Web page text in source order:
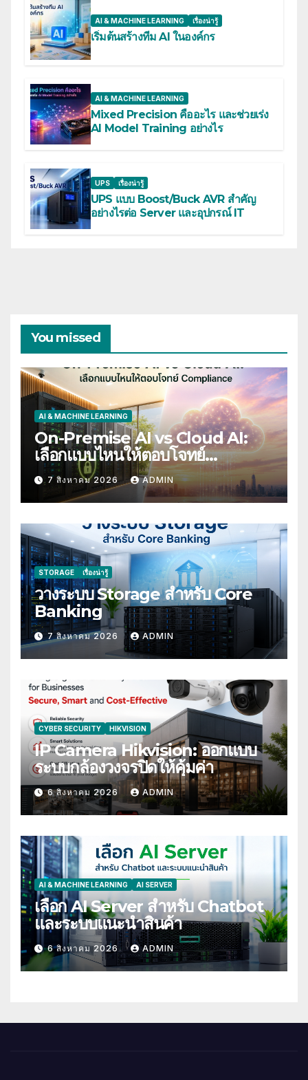
AI & MACHINE LEARNING เรื่องน่ารู้
เริ่มต้นสร้างทีม AI ในองค์กร
AI & MACHINE LEARNING
Mixed Precision คืออะไร และช่วยเร่ง
AI Model Training อย่างไร
UPS เรื่องน่ารู้
UPS แบบ Boost/Buck AVR สำคัญ
อย่างไรต่อ Server และอุปกรณ์ IT
You missed
AI & MACHINE LEARNING
On-Premise AI vs Cloud AI:
เลือกแบบไหนให้ตอบโจทย์
Compliance
7 สิงหาคม 2026 ADMIN
STORAGE เรื่องน่ารู้
วางระบบ Storage สำหรับ Core
Banking
7 สิงหาคม 2026 ADMIN
CYBER SECURITY HIKVISION
IP Camera Hikvision: ออกแบบ
ระบบกล้องวงจรปิดให้คุ้มค่า
6 สิงหาคม 2026 ADMIN
AI & MACHINE LEARNING AI SERVER
เลือก AI Server สำหรับ Chatbot
และระบบแนะนำสินค้า
6 สิงหาคม 2026 ADMIN